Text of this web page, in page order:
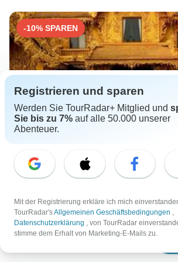
Ab€1.689
Schweiz: +41 225 183 195
Österreich: +43 720 116 651
Unser Serviceteam ist 24 Stunden an 7
für Sie da.
-10% SPAREN
10-tägigen Thailand Grand Tour,
(nur auf Englisch)
10 days •3,4 (6)
EUR 1539
Registrieren und sparen
Werden Sie TourRadar+ Mitglied und
Sie bis zu 7% auf alle 50.000 unserer
Abenteuer.
Mit der Registrierung erkläre ich mich
TourRadar'sAllgemeinen Geschäftsbedingungen ,
Datenschutzerklärung , von TourRadar
stimme dem Erhalt von Marketing-E-Mails zu.